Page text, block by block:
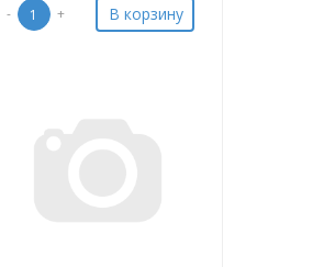
- + В корзину